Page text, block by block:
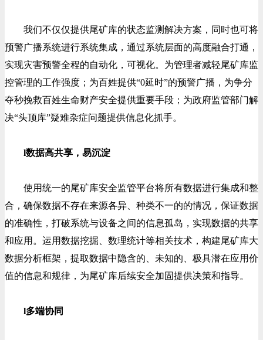
我们不仅仅提供尾矿库的状态监测解决方案，同时也可将
预警广播系统进行系统集成，通过系统层面的高度融合打通，
实现灾害预警全程的自动化，可视化。为管理者减轻尾矿库监
控管理的工作强度；为百姓提供“0延时”的预警广播，为争分
夺秒挽救百姓生命财产安全提供重要手段；为政府监管部门解
决“头顶库”疑难杂症问题提供信息化抓手。
l数据高共享，易沉淀
使用统一的尾矿库安全监管平台将所有数据进行集成和整
合，确保数据不存在来源各异、种类不一的的情况，保证数据
的准确性，打破系统与设备之间的信息孤岛，实现数据的共享
和应用。运用数据挖掘、数理统计等相关技术，构建尾矿库大
数据分析框架，提取数据中隐含的、未知的、极具潜在应用价
值的信息和规律，为尾矿库后续安全加固提供决策和指导。
l多端协同